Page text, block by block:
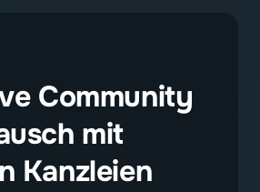
Community
mit
Kanzleien